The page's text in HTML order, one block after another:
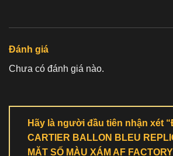
Đánh giá
Chưa có đánh giá nào.
Hãy là người đầu tiên nhận xét
CARTIER BALLON BLEU
MẶT SỐ MÀU XÁM AF